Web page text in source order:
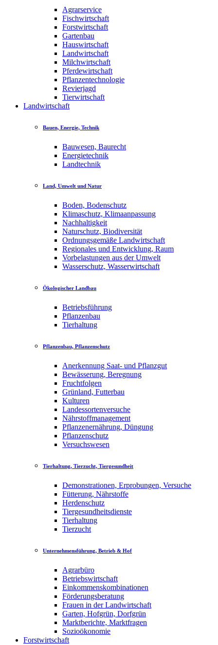
Agrarservice
Fischwirtschaft
Forstwirtschaft
Gartenbau
Hauswirtschaft
Landwirtschaft
Milchwirtschaft
Pferdewirtschaft
Pflanzentechnologie
Revierjagd
Tierwirtschaft
Landwirtschaft
Bauen, Energie, Technik
Bauwesen, Baurecht
Energietechnik
Landtechnik
Land, Umwelt und Natur
Boden, Bodenschutz
Klimaschutz, Klimaanpassung
Nachhaltigkeit
Naturschutz, Biodiversität
Ordnungsgemäße Landwirtschaft
Regionales und Entwicklung, Raum
Vorbelastungen aus der Umwelt
Wasserschutz, Wasserwirtschaft
Ökologischer Landbau
Betriebsführung
Pflanzenbau
Tierhaltung
Pflanzenbau, Pflanzenschutz
Anerkennung Saat- und Pflanzgut
Bewässerung, Beregnung
Fruchtfolgen
Grünland, Futterbau
Kulturen
Landessortenversuche
Nährstoffmanagement
Pflanzenernährung, Düngung
Pflanzenschutz
Versuchswesen
Tierhaltung, Tierzucht, Tiergesundheit
Demonstrationen, Erprobungen, Versuche
Fütterung, Nährstoffe
Herdenschutz
Tiergesundheitsdienste
Tierhaltung
Tierzucht
Unternehmensführung, Betrieb & Hof
Agrarbüro
Betriebswirtschaft
Einkommenskombinationen
Förderungsberatung
Frauen in der Landwirtschaft
Garten, Hofgrün, Dorfgrün
Marktberichte, Marktfragen
Sozioökonomie
Forstwirtschaft